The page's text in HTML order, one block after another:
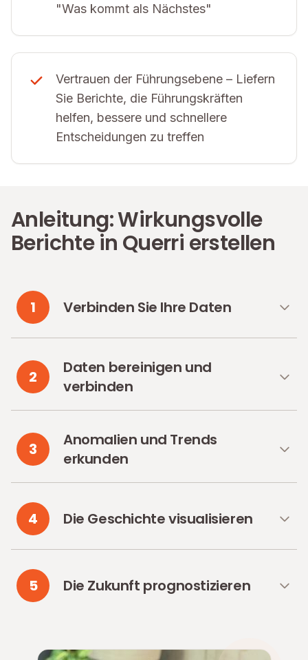
"Was kommt als Nächstes"
Vertrauen der Führungsebene – Liefern
Sie Berichte, die Führungskräften
helfen, bessere und schnellere
Entscheidungen zu treffen
Anleitung: Wirkungsvolle
Berichte in Querri erstellen
1 Verbinden Sie Ihre Daten
2
Daten bereinigen und
verbinden
3
Anomalien und Trends
erkunden
4 Die Geschichte visualisieren
5 Die Zukunft prognostizieren